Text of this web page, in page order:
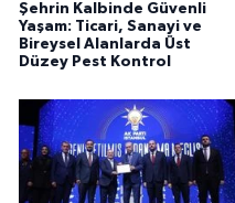
Şehrin Kalbinde Güvenli
Yaşam: Ticari, Sanayi ve
Bireysel Alanlarda Üst
Düzey Pest Kontrol